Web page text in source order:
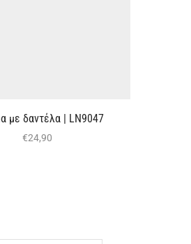
με δαντέλα | LN9047
€24,90